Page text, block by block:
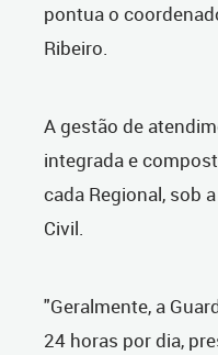
pontua o
Ribeiro.
A gestão de
integrada e
cada Regional, sob
Civil.
"Geralmente, a
24 horas por dia,